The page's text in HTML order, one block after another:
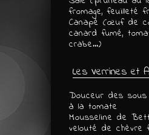
fromage, feuilleté
Canapé (œuf de
canard fumé,
crabe…)
Les Verrines et
Douceur des sous
à la tomate
Mousseline de
velouté de chèvre